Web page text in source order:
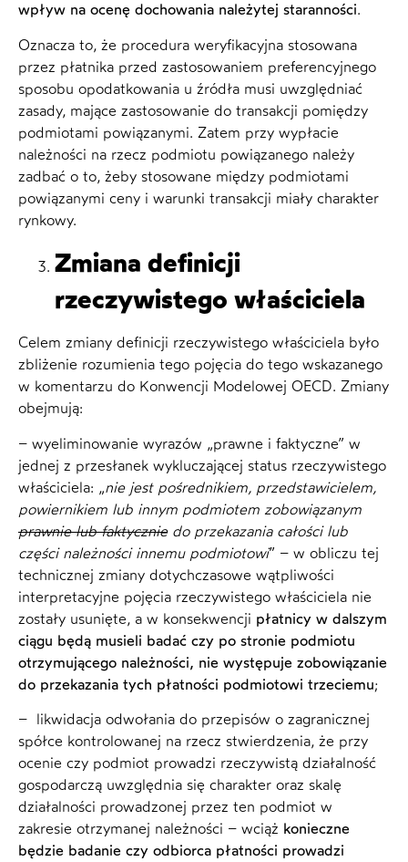
wpływ na ocenę dochowania należytej staranności.
Oznacza to, że procedura weryfikacyjna stosowana
przez płatnika przed zastosowaniem preferencyjnego
sposobu opodatkowania u źródła musi uwzględniać
zasady, mające zastosowanie do transakcji pomiędzy
podmiotami powiązanymi. Zatem przy wypłacie
należności na rzecz podmiotu powiązanego należy
zadbać o to, żeby stosowane między podmiotami
powiązanymi ceny i warunki transakcji miały charakter
rynkowy.
Zmiana definicji
rzeczywistego właściciela
Celem zmiany definicji rzeczywistego właściciela było
zbliżenie rozumienia tego pojęcia do tego wskazanego
w komentarzu do Konwencji Modelowej OECD. Zmiany
obejmują:
– wyeliminowanie wyrazów „prawne i faktyczne” w
jednej z przesłanek wykluczającej status rzeczywistego
właściciela: „nie jest pośrednikiem, przedstawicielem,
powiernikiem lub innym podmiotem zobowiązanym
prawnie lub faktyczniedo przekazania całości lub
części należności innemu podmiotowi” – w obliczu tej
technicznej zmiany dotychczasowe wątpliwości
interpretacyjne pojęcia rzeczywistego właściciela nie
zostały usunięte, a w konsekwencji płatnicy w dalszym
ciągu będą musieli badać czy po stronie podmiotu
otrzymującego należności, nie występuje zobowiązanie
do przekazania tych płatności podmiotowi trzeciemu;
– likwidacja odwołania do przepisów o zagranicznej
spółce kontrolowanej na rzecz stwierdzenia, że przy
ocenie czy podmiot prowadzi rzeczywistą działalność
gospodarczą uwzględnia się charakter oraz skalę
działalności prowadzonej przez ten podmiot w
zakresie otrzymanej należności – wciąż konieczne
będzie badanie czy odbiorca płatności prowadzi